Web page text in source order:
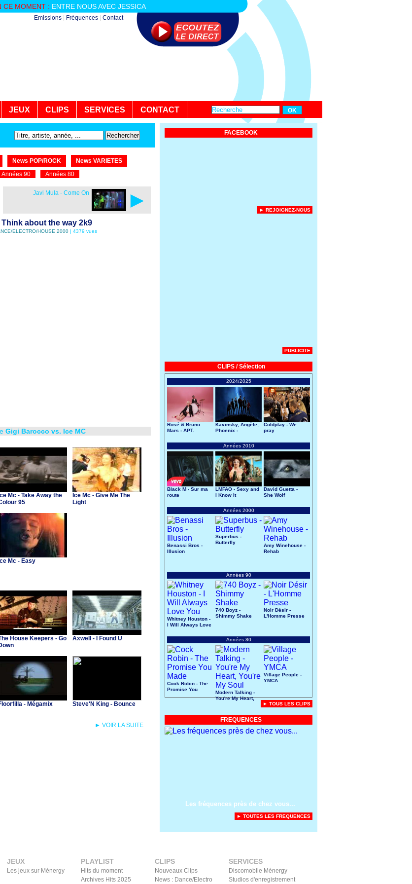
CE MOMENT : ENTRE NOUS AVEC JESSICA
Emissions Fréquences Contact
JEUX CLIPS SERVICES CONTACT
News POP/ROCK
News VARIETES
Années 90 Années 80
►
Javi Mula - Come On
about the way 2k9
ELECTRO/HOUSE 2000 | 4379 vues
Gigi Barocco vs. Ice MC
Ice Mc - Take Away the
95
Ice Mc - Give Me The
Light
Ice Mc - Easy
House Keepers - Go
Axwell - I Found U
- Mégamix Steve'N King - Bounce
► VOIR LA SUITE
FACEBOOK
► REJOIGNEZ-NOUS
PUBLICITE
CLIPS / Sélection
2024/2025
Rosé & Bruno
Mars - APT.
Kavinsky, Angèle,
Phoenix -
Coldplay - We
pray
Années 2010
Black M - Sur ma
route
LMFAO - Sexy and
I Know It
David Guetta -
She Wolf
Années 2000
Benassi Bros -
Illusion
Superbus -
Butterfly
Amy Winehouse -
Rehab
Années 90
Whitney Houston -
I Will Always Love
740 Boyz -
Shimmy Shake
Noir Désir -
L'Homme Presse
Années 80
Cock Robin - The
Promise You
Modern Talking -
You're My Heart,
Village People -
YMCA
► TOUS LES CLIPS
FREQUENCES
Les fréquences près de chez vous...
► TOUTES LES FREQUENCES
JEUX
Les jeux sur Ménergy
PLAYLIST
Hits du moment
Archives Hits 2025
CLIPS
Nouveaux Clips
News : Dance/Electro
SERVICES
Discomobile Ménergy
Studios d'enregistrement